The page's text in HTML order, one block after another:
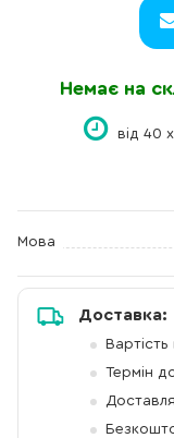
Немає на
від 40
Мова
Доставка:
Вартість
Термін